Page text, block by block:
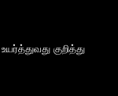
குறித்து